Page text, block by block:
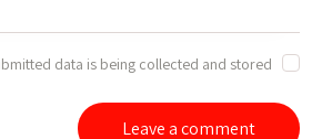
data is being collected and stored.